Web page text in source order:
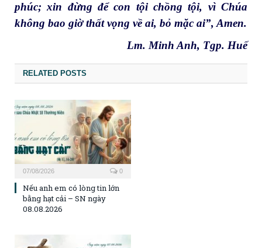
phúc; xin đừng để con tội chồng tội, vì Chúa
không bao giờ thất vọng về ai, bỏ mặc ai”, Amen.
Lm. Minh Anh, Tgp. Huế
RELATED POSTS
07/08/2026 0
Nếu anh em có lòng tin lớn
bằng hạt cải – SN ngày
08.08.2026